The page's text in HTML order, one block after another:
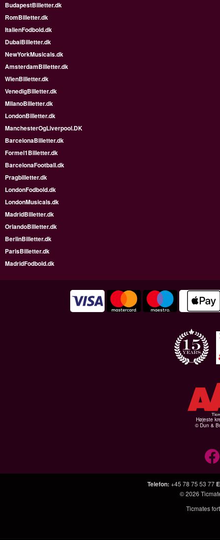
BudapestBilletter.dk
RomBilletter.dk
ItalienFodbold.dk
DubaiBilletter.dk
NewYorkMusicals.dk
AmsterdamBilletter.dk
WienBilletter.dk
VenedigBilletter.dk
MilanoBilletter.dk
LondonBilletter.dk
ManchesterOgLiverpool.DK
BarcelonaBilletter.dk
Formel1Billetter.dk
BarcelonaFootball.dk
Pragbilletter.dk
LondonFodbold.dk
LondonMusicals.dk
MadridBilletter.dk
OrlandoBilletter.dk
BerlinBilletter.dk
ParisBilletter.dk
MadridFodbold.dk
Højeste
© Dun &
Telefon: +45 78 75 53 77
© 2026
Ticmates